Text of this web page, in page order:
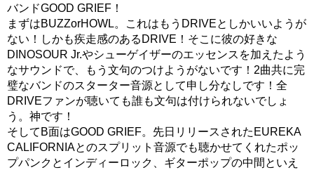
バンドGOOD GRIEF！
まずはBUZZorHOWL。これはもうDRIVEとしかいいようが
ない！しかも疾走感のあるDRIVE！そこに彼の好きな
DINOSOUR Jr.やシューゲイザーのエッセンスを加えたよう
なサウンドで、もう文句のつけようがないです！2曲共に完
璧なバンドのスターター音源として申し分なしです！全
DRIVEファンが聴いても誰も文句は付けられないでしょ
う。神です！
そしてB面はGOOD GRIEF。先日リリースされたEUREKA
CALIFORNIAとのスプリット音源でも聴かせてくれたポッ
プパンクとインディーロック、ギターポップの中間といえ